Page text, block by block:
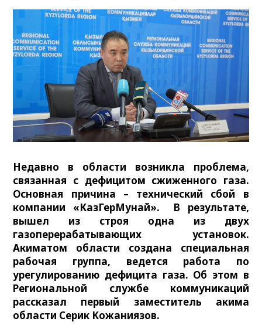
Недавно в области возникла проблема,
связанная с дефицитом сжиженного газа.
Основная причина – технический сбой в
компании «КазГерМунай». В результате,
вышел из строя одна из двух
газоперерабатывающих установок.
Акиматом области создана специальная
рабочая группа, ведется работа по
урегулированию дефицита газа. Об этом в
Региональной службе коммуникаций
рассказал первый заместитель акима
области Серик Кожаниязов.